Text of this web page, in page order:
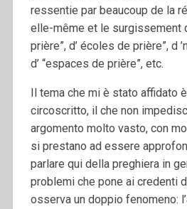
ressentie par beaucoup de la
elle-même et le surgissement
prière”, d’ écoles de prière”, d
d’ “espaces de prière”, etc.
Il tema che mi è stato affidato
circoscritto, il che non
argomento molto vasto, con
si prestano ad essere
parlare qui della preghiera in
problemi che pone ai credenti
osserva un doppio fenomeno: